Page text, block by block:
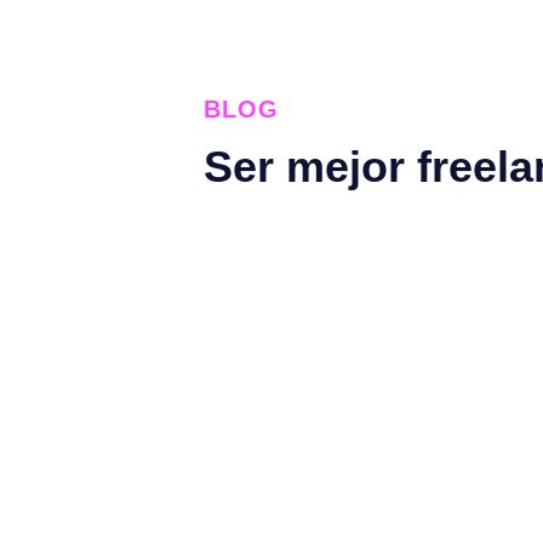
BLOG
Ser mejor